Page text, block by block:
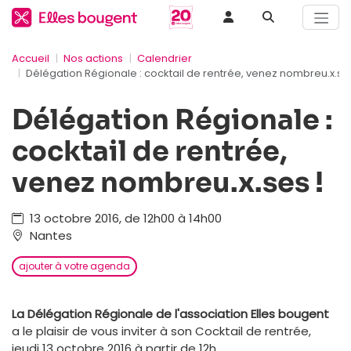
Accueil Nos actions
Calendrier
Délégation Régionale : cocktail de rentrée, venez
Délégation Régionale :
cocktail de rentrée,
venez nombreu.x.ses !
13 octobre 2016, de 12h00 à 14h00
Nantes
ajouter à votre agenda
La Délégation Régionale de l'association Elles bougent
a le plaisir de vous inviter à son Cocktail de rentrée,